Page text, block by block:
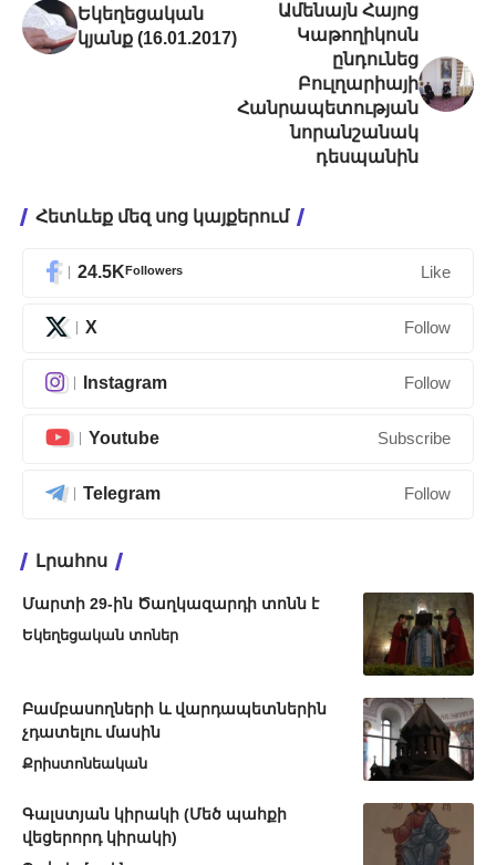
Եկեղեցական
կյանք (16.01.2017)
Ամենայն Հայոց
Կաթողիկոսն
ընդունեց
Բուլղարիայի
Հանրապետության
նորանշանակ
դեսպանին
Հետևեք մեզ սոց կայքերում
24.5KFollowers Like
X Follow
Instagram Follow
Youtube Subscribe
Telegram Follow
Լրահոս
Մարտի 29-ին Ծաղկազարդի տոնն է
Եկեղեցական տոներ
Բամբասողների և վարդապետներին
չդատելու մասին
Քրիստոնեական
Գալստյան կիրակի (Մեծ պահքի
վեցերորդ կիրակի)